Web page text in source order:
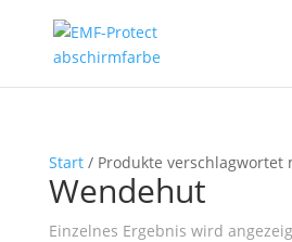
Start/ Produkte verschlagwortet
Wendehut
Einzelnes Ergebnis wird